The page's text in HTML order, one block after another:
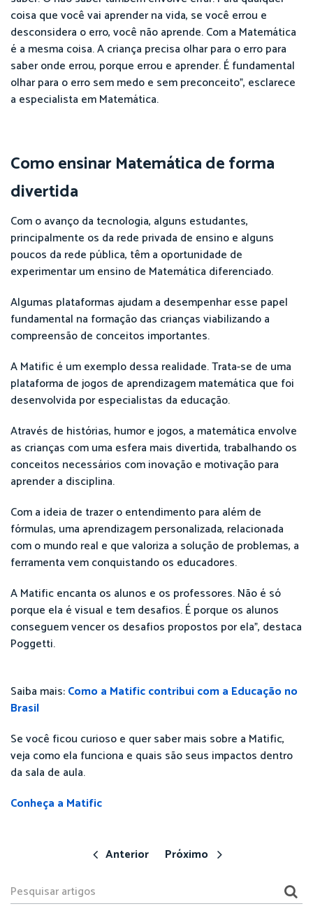
coisa que você vai aprender na vida, se você errou e
desconsidera o erro, você não aprende. Com a Matemática
é a mesma coisa. A criança precisa olhar para o erro para
saber onde errou, porque errou e aprender. É fundamental
olhar para o erro sem medo e sem preconceito”, esclarece
a especialista em Matemática.
Como ensinar Matemática de forma
divertida
Com o avanço da tecnologia, alguns estudantes,
principalmente os da rede privada de ensino e alguns
poucos da rede pública, têm a oportunidade de
experimentar um ensino de Matemática diferenciado.
Algumas plataformas ajudam a desempenhar esse papel
fundamental na formação das crianças viabilizando a
compreensão de conceitos importantes.
A Matific é um exemplo dessa realidade. Trata-se de uma
plataforma de jogos de aprendizagem matemática que foi
desenvolvida por especialistas da educação.
Através de histórias, humor e jogos, a matemática envolve
as crianças com uma esfera mais divertida, trabalhando os
conceitos necessários com inovação e motivação para
aprender a disciplina.
Com a ideia de trazer o entendimento para além de
fórmulas, uma aprendizagem personalizada, relacionada
com o mundo real e que valoriza a solução de problemas, a
ferramenta vem conquistando os educadores.
A Matific encanta os alunos e os professores. Não é só
porque ela é visual e tem desafios. É porque os alunos
conseguem vencer os desafios propostos por ela”, destaca
Poggetti.
Saiba mais:Como a Matific contribui com a Educação no
Brasil
Se você ficou curioso e quer saber mais sobre a Matific,
veja como ela funciona e quais são seus impactos dentro
da sala de aula.
Conheça a Matific
Anterior Próximo